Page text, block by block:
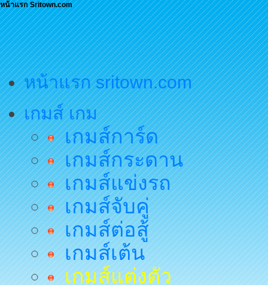
หน้าแรก Sritown.com
หน้าแรก sritown.com
เกมส์ เกม
เกมส์การ์ด
เกมส์กระดาน
เกมส์แข่งรถ
เกมส์จับคู่
เกมส์ต่อสู้
เกมส์เต้น
เกมส์แต่งตัว